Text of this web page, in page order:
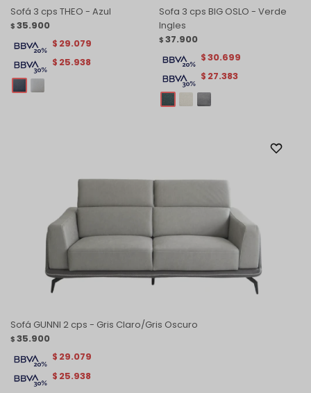
Sofá 3 cps THEO - Azul
$ 35.900
$ 25.938
$ 29.079
Sofa 3 cps BIG OSLO - Verde
Ingles
$ 37.900
$ 27.383
$30.699
Sofá GUNNI 2 cps - Gris Claro/Gris Oscuro
$ 35.900
$ 25.938
$ 29.079